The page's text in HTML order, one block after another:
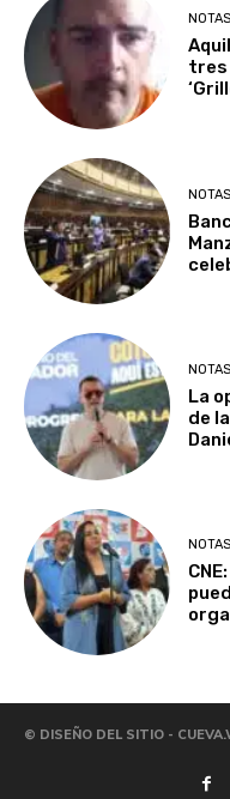
NOTAS
tres
NOTAS
NOTAS
La
de
NOTAS
© DISEÑO DEL SITIO -